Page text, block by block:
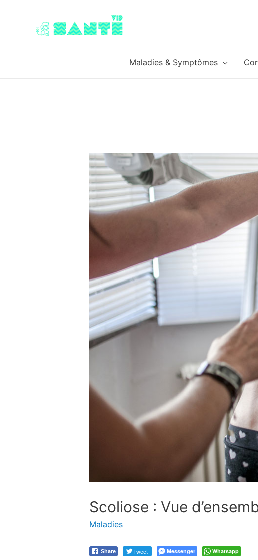
Maladies & Symptômes
Scoliose : Vue
Maladies
Share Tweet Messenger Whatsapp